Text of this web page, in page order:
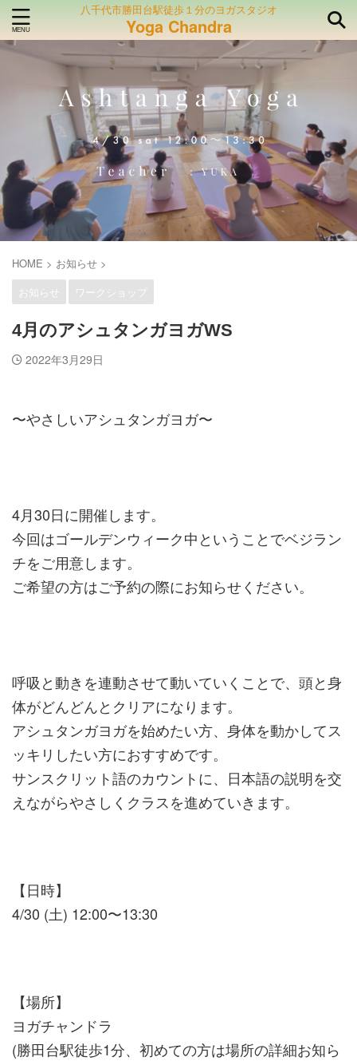
八千代市勝田台駅徒歩１分のヨガスタジオ
Yoga Chandra
HOME > お知らせ >
お知らせ
ワークショップ
4月のアシュタンガヨガWS
2022年3月29日
〜やさしいアシュタンガヨガ〜
4月30日に開催します。
今回はゴールデンウィーク中ということでベジラン
チをご用意します。
ご希望の方はご予約の際にお知らせください。
呼吸と動きを連動させて動いていくことで、頭と身
体がどんどんとクリアになります。
アシュタンガヨガを始めたい方、身体を動かしてス
ッキリしたい方におすすめです。
サンスクリット語のカウントに、日本語の説明を交
えながらやさしくクラスを進めていきます。
【日時】
4/30 (土) 12:00〜13:30
【場所】
ヨガチャンドラ
(勝田台駅徒歩1分、初めての方は場所の詳細お知ら